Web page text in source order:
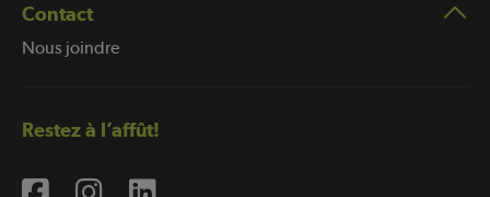
Contact
Nous joindre
Restez à l’affût!